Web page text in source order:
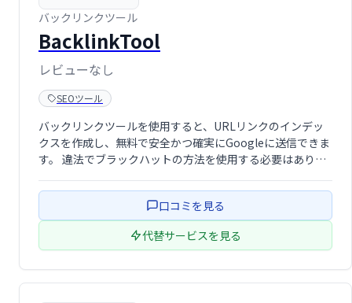
バックリンクツール
BacklinkTool
レビューなし
SEOツール
バックリンクツールを使用すると、URLリンクのインデッ
クスを作成し、無料で安全かつ確実にGoogleに送信できま
す。 違法でブラックハットの方法を使用する必要はありま
を使用します。
口コミを見る
代替サービスを見る